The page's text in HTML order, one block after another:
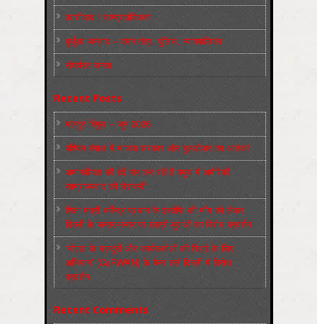
फ़ासीवाद / साम्‍प्रदायिकता
बुर्जुआ जनवाद – दमन तंत्र, पुलिस, न्‍यायपालिका
संघर्षरत जनता
Recent Posts
मज़दूर बिगुल – जून 2026
पश्चिम बंगाल में भाजपा सरकार और बुलडोज़र का आतंक!
अमानवीयता की हदें पार कर रही है क्यूबा में अमेरिकी
साम्राज्यवाद की घेराबन्दी
शिक्षा मंत्री धर्मेन्द्र प्रधान के इस्तीफ़े की माँग को लेकर
दिल्ली के जन्तर-मन्तर पर छात्रों-युवाओं का विरोध प्रदर्शन
‘नोएडा के मज़दूरों और कार्यकर्ताओं की रिहाई के लिए
अभियान’ (CaRWAN) के बैनर तले दिल्ली में विरोध
प्रदर्शन
Recent Comments